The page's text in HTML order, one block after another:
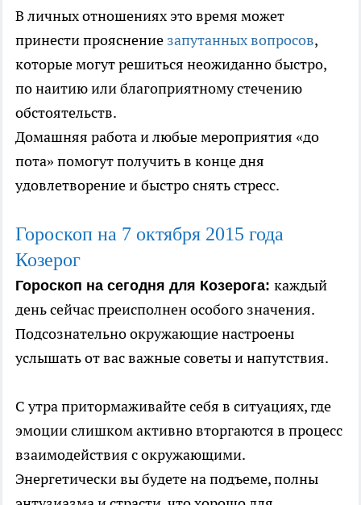
В личных отношениях это время может
принести прояснение запутанных вопросов,
которые могут решиться неожиданно быстро,
по наитию или благоприятному стечению
обстоятельств.
Домашняя работа и любые мероприятия «до
пота» помогут получить в конце дня
удовлетворение и быстро снять стресс.
Гороскоп на 7 октября 2015 года
Козерог
Гороскоп на сегодня для Козерога: каждый
день сейчас преисполнен особого значения.
Подсознательно окружающие настроены
услышать от вас важные советы и напутствия.
С утра притормаживайте себя в ситуациях, где
эмоции слишком активно вторгаются в процесс
взаимодействия с окружающими.
Энергетически вы будете на подъеме, полны